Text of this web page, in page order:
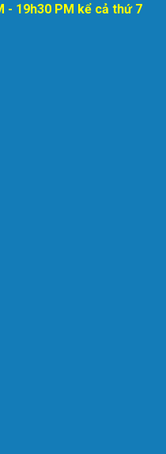
- 19h30 PM kể cả thứ 7